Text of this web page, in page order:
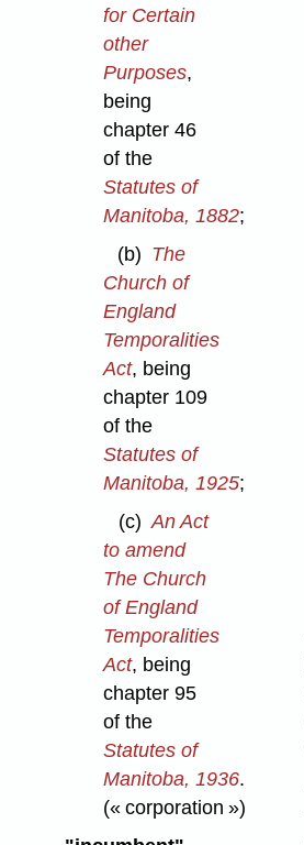
for Certain
other
Purposes,
being
chapter 46
of the
Statutes of
Manitoba, 1882;
(b) The
Church of
England
Temporalities
Act, being
chapter 109
of the
Statutes of
Manitoba, 1925;
(c) An Act
to amend
The Church
of England
Temporalities
Act, being
chapter 95
of the
Statutes of
Manitoba, 1936.
(« corporation »)